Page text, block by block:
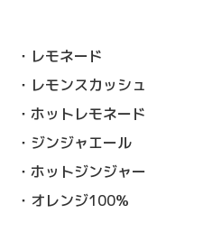
・レモネー
・レモンスカ
・ホットレモ
・ジンジャエ
・ホットジン
・オレンジ